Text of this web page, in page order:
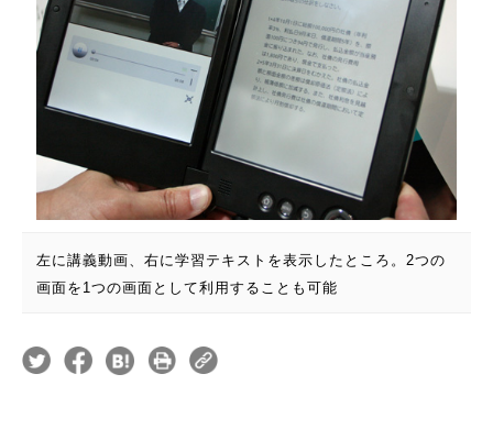
左に講義動画、右に学習テキストを表示したところ。2つの
画面を1つの画面として利用することも可能